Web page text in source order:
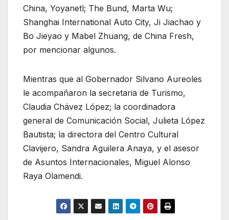
China, Yoyanetl; The Bund, Marta Wu;
Shanghai International Auto City, Ji Jiachao y
Bo Jieyao y Mabel Zhuang, de China Fresh,
por mencionar algunos.
Mientras que al Gobernador Silvano Aureoles
le acompañaron la secretaria de Turismo,
Claudia Chávez López; la coordinadora
general de Comunicación Social, Julieta López
Bautista; la directora del Centro Cultural
Clavijero, Sandra Aguilera Anaya, y el asesor
de Asuntos Internacionales, Miguel Alonso
Raya Olamendi.